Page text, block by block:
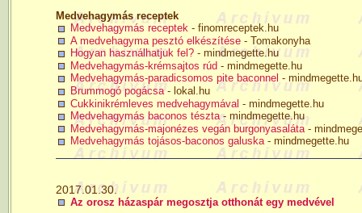
Medvehagymás receptek
Medvehagymás receptek- finomreceptek.hu
A medvehagyma pesztó elkészítése - Tomakonyha
Hogyan használhatjuk fel?- mindmegette.hu
Medvehagymás-krémsajtos rúd - mindmegette.hu
Medvehagymás-paradicsomos pite baconnel -
Brummogó pogácsa- lokal.hu
Cukkinikrémleves medvehagymával - mindmegette.hu
Medvehagymás baconos tészta- mindmegette.hu
Medvehagymás-majonézes vegán burgonyasaláta-
Medvehagymás tojásos-baconos galuska- mindmegette.hu
2017.01.30.
Az orosz házaspár megosztja otthonát egy medvével